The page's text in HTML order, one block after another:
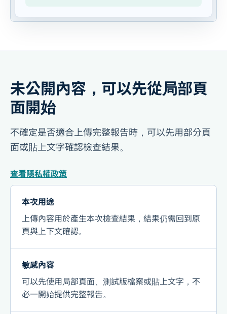
未公開內容，可以先從局部頁
面開始
不確定是否適合上傳完整報告時，可以先用部分頁
面或貼上文字確認檢查結果。
查看隱私權政策
本次用途
上傳內容用於產生本次檢查結果，結果仍需回到原
頁與上下文確認。
敏感內容
可以先使用局部頁面、測試版檔案或貼上文字，不
必一開始提供完整報告。